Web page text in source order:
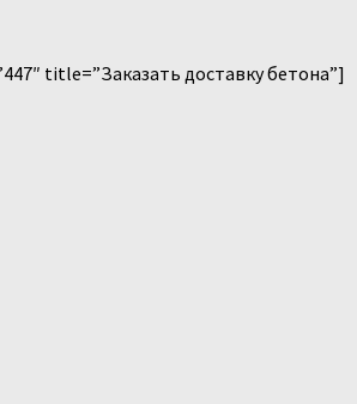
title=”Заказать доставку бетона”]